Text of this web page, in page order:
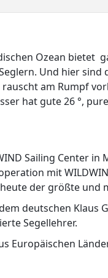
Ozean bietet
Und hier
am Rumpf
hat gute 26 °,
Sailing Center
mit
der größte und
deutschen Klaus
Segellehrer.
Europäischen